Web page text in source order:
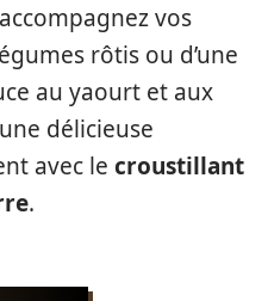
vos
rôtis ou d’une
au yaourt et aux
délicieuse
avec le croustillant
.